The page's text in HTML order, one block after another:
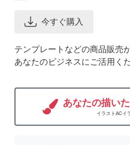
今すぐ購入
テンプレートなどの商品販売
あなたのビジネスにご活用くだ
あなたの描い
イラストACイ